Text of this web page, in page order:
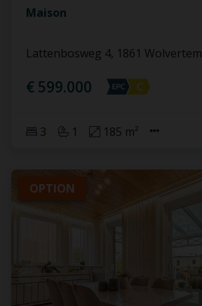
Maison
Lattenbosweg 4, 1861 Wolvertem
€ 599.000
3 1 185 m²
OPTION